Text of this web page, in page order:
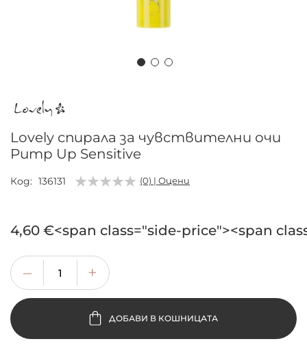
началото
галерия
със
снимки
Lovely спирала за чувствителни очи
Pump Up Sensitive
Код 136131 (0) | Оцени
4,60 €<span class="side-price"><span
ДОБАВИ В КОШНИЦАТА